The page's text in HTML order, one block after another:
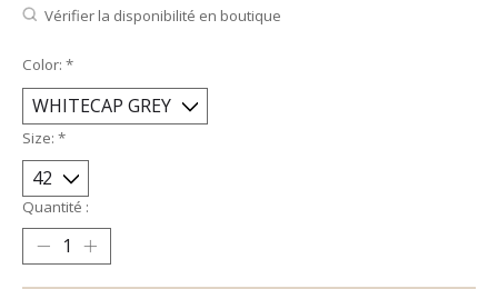
Vérifier la disponibilité en boutique
Color: *
Size: *
Quantité :